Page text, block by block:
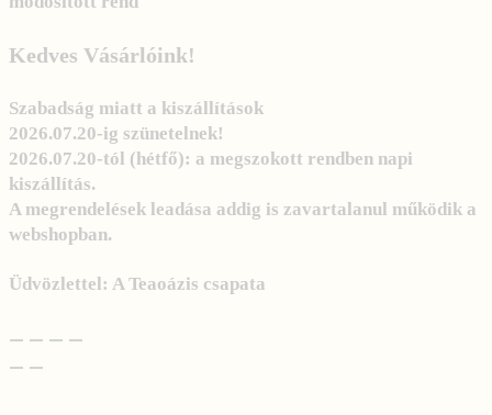
Kedves Vásárlóink!
Szabadság miatt a kiszállítások
2026.07.20-ig szünetelnek!
2026.07.20-tól (hétfő): a megszokott rendben napi
kiszállítás.
A megrendelések leadása addig is zavartalanul működik a
webshopban.
Üdvözlettel: A Teaoázis csapata